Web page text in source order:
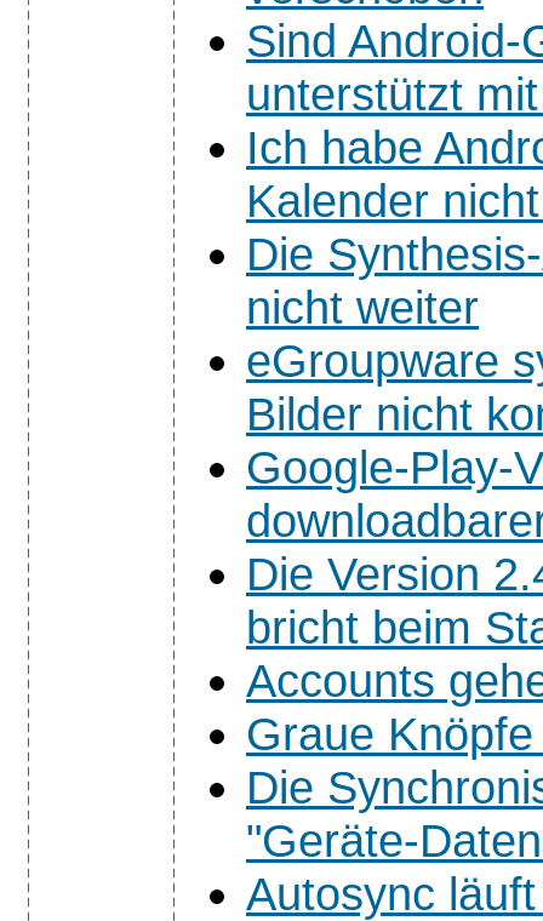
Sind Android-
unterstützt
Ich habe
Kalender
Die
nicht weiter
eGroupware
Bilder nicht
Google-Play-
Die Version
bricht beim
Accounts
Graue
Die
"Geräte-
Autosync